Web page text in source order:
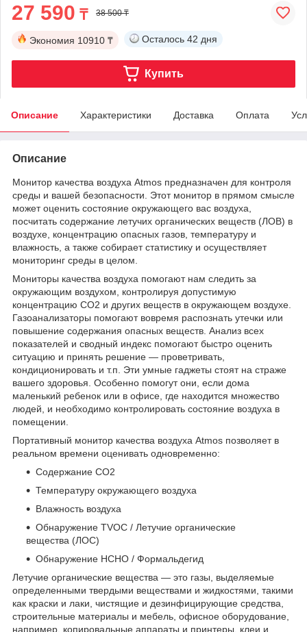
27 590 ₸ 38 500 ₸
Экономия 10910 ₸ Осталось 42 дня
Купить
Описание Характеристики Доставка Оплата
Описание
Монитор качества воздуха Atmos предназначен для контроля
среды и вашей безопасности. Этот монитор в прямом смысле
может оценить состояние окружающего вас воздуха,
посчитать содержание летучих органических веществ (ЛОВ) в
воздухе, концентрацию опасных газов, температуру и
влажность, а также собирает статистику и осуществляет
мониторинг среды в целом.
Мониторы качества воздуха помогают нам следить за
окружающим воздухом, контролируя допустимую
концентрацию СО2 и других веществ в окружающем воздухе.
Газоанализаторы помогают вовремя распознать утечки или
повышение содержания опасных веществ. Анализ всех
показателей и сводный индекс помогают быстро оценить
ситуацию и принять решение — проветривать,
кондиционировать и т.п. Эти умные гаджеты стоят на страже
вашего здоровья. Особенно помогут они, если дома
маленький ребенок или в офисе, где находится множество
людей, и необходимо контролировать состояние воздуха в
помещении.
Портативный монитор качества воздуха Atmos позволяет в
реальном времени оценивать одновременно:
Содержание СО2
Температуру окружающего воздуха
Влажность воздуха
Обнаружение TVOC / Летучие органические
вещества (ЛОС)
Обнаружение HCHO / Формальдегид
Летучие органические вещества — это газы, выделяемые
определенными твердыми веществами и жидкостями, такими
как краски и лаки, чистящие и дезинфицирующие средства,
строительные материалы и мебель, офисное оборудование,
например, копировальные аппараты и принтеры, клеи и